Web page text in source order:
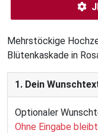
Mehrstöckige
Blütenkaskade in
1. Dein
Optionaler
Ohne Eingabe